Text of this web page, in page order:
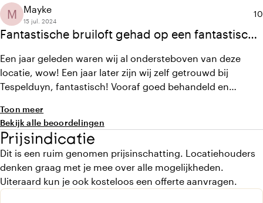
harte aan!
Fantastische bruiloft gehad op een fantastische
M Mayke
15 jul. 2024
10
Een jaar geleden waren wij al ondersteboven van deze
locatie, wow! Een jaar later zijn wij zelf getrouwd bij
Tespelduyn, fantastisch! Vooraf goed behandeld en
eventmanager, dank Jim! Veel gasten gaven later aan dat
de bediening zo goed was geregeld. Er werden veel
drankjes aangeboden en je stond geen 5 minuten met een
leeg glas!
Toon meer
Bekijk alle beoordelingen
Prijsindicatie
Dit is een ruim genomen prijsinschatting. Locatiehouders
denken graag met je mee over alle mogelijkheden.
Uiteraard kun je ook kosteloos een offerte aanvragen.